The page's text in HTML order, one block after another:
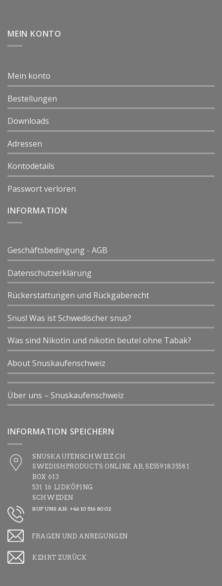
MEIN KONTO
Mein konto
Bestellungen
Downloads
Adressen
Kontodetails
Passwort verloren
INFORMATION
Geschäftsbedingung - AGB
Datenschutzerklärung
Rückerstattungen und Rückgaberecht
Snus! Was ist Schwedischer snus?
Was sind Nikotin und nikotin beutel ohne Tabak?
About Snuskaufenschweiz
Über uns – Snuskaufenschweiz
INFORMATION SPEICHERN
SNUSKAUFENSCHWEIZ.CH
SWEDISHPRODUCTS ONLINE AB, SE5591835581
BOX 613
531 16 LIDKÖPING
SCHWEDEN
RUF UNS AN: +46 10 516 80 02
FRAGEN UND ANREGUNGEN
KEHRT ZURÜCK